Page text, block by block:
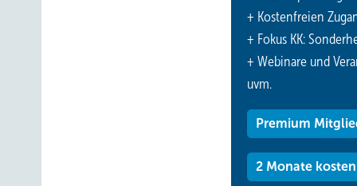
möglich. Darüber hinaus können
Mit der Feuerwiderstandsfähigkeit F120 nach DIN
geforderte F 90 Klassifizierung. Sowohl F 90 als auch F
realisiert. Ein entsprechendes all­gemeines
Bei einem weiteren Projekt, dem Bülow Carre in
+ Kostenfreien
+ Fokus KK:
+ Webinare und
uvm.
Premium
2 Monate